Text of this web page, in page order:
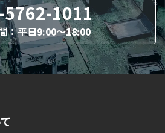
1011
：平日9:00〜18:00